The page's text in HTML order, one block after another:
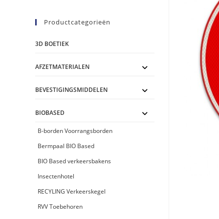
Productcategorieën
3D BOETIEK
AFZETMATERIALEN
BEVESTIGINGSMIDDELEN
BIOBASED
B-borden Voorrangsborden
Bermpaal BIO Based
BIO Based verkeersbakens
Insectenhotel
RECYLING Verkeerskegel
RVV Toebehoren